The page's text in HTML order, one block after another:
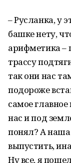
– Русланка, у
башке нету,
арифметика –
трассу
так они нас
подороже
самое
нас и под
понял? А наша
выпустить,
Ну все, я